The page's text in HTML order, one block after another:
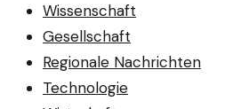
Wissenschaft
Gesellschaft
Regionale Nachrichten
Technologie